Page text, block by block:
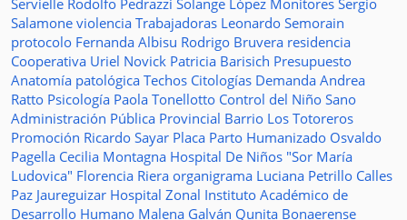
Servielle Rodolfo Pedrazzi Solange López Monitores Sergio
Salamone violencia Trabajadoras Leonardo Semorain
protocolo Fernanda Albisu Rodrigo Bruvera residencia
Cooperativa Uriel Novick Patricia Barisich Presupuesto
Anatomía patológica Techos Citologías Demanda Andrea
Ratto Psicología Paola Tonellotto Control del Niño Sano
Administración Pública Provincial Barrio Los Totoreros
Promoción Ricardo Sayar Placa Parto Humanizado Osvaldo
Pagella Cecilia Montagna Hospital De Niños "Sor María
Ludovica" Florencia Riera organigrama Luciana Petrillo Calles
Paz Jaureguizar Hospital Zonal Instituto Académico de
Desarrollo Humano Malena Galván Qunita Bonaerense